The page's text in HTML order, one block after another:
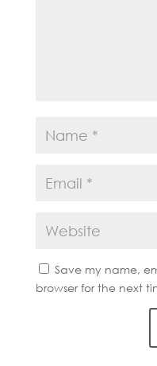
Save my name,
browser for the next